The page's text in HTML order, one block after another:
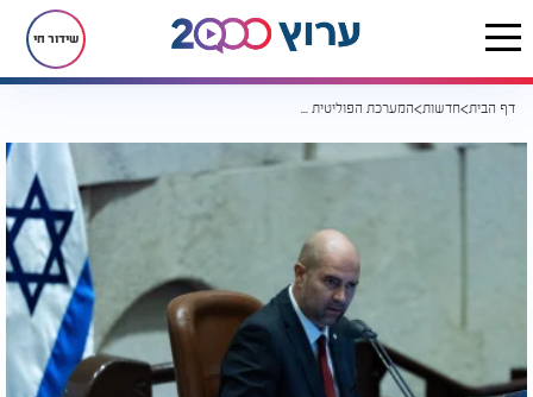
שידור חי
דף הבית חדשות המערכת הפוליטית סוערת: בשבוע הבא תעלה ההצבעה לפיזור הכנסת